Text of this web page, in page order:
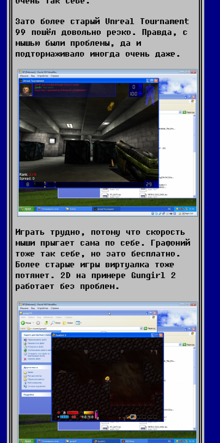
Зато более старый Unreal Tournament
99 пошёл довольно резко. Правда, с
мышью были проблемы, да и
подтормаживало иногда очень даже.
Играть трудно, потому что скорость
мыши прыгает сама по себе. Графоний
тоже так себе, но зато бесплатно.
Более старые игры виртуалка тоже
потянет. 2D на примере Gungirl 2
работает без проблем.